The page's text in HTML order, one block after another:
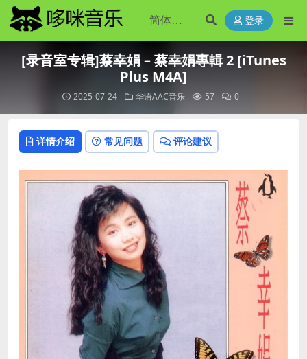
登录
[录音室专辑]蔡幸娟 – 蔡幸娟專輯 2 [iTunes
Plus M4A]
2025-07-24 华语AAC音乐 57 0
详情介绍 常见问题 评论建议